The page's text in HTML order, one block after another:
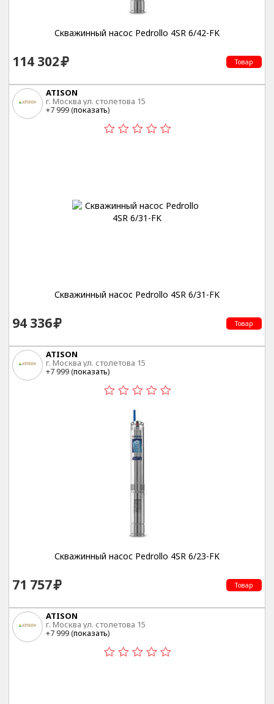
Скважинный насос Pedrollo 4SR 6/42-FK
114 302 Товар
ATISON
г. Москва ул. столетова 15
+7 999 (показать)
Скважинный насос Pedrollo 4SR 6/31-FK
94 336 Товар
ATISON
г. Москва ул. столетова 15
+7 999 (показать)
Скважинный насос Pedrollo 4SR 6/23-FK
71 757 Товар
ATISON
г. Москва ул. столетова 15
+7 999 (показать)